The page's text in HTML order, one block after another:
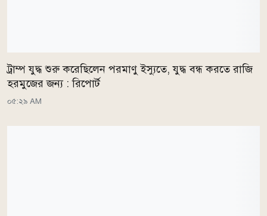
ট্রাম্প যুদ্ধ শুরু করেছিলেন পরমাণু ইস্যুতে, যুদ্ধ বন্ধ করতে রাজি
হরমুজের জন্য : রিপোর্ট
০৫:২৯ AM